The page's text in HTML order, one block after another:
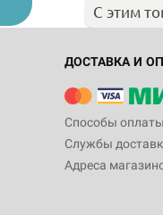
С этим
ДОСТАВКА И
Способы оплаты
Службы
Адреса